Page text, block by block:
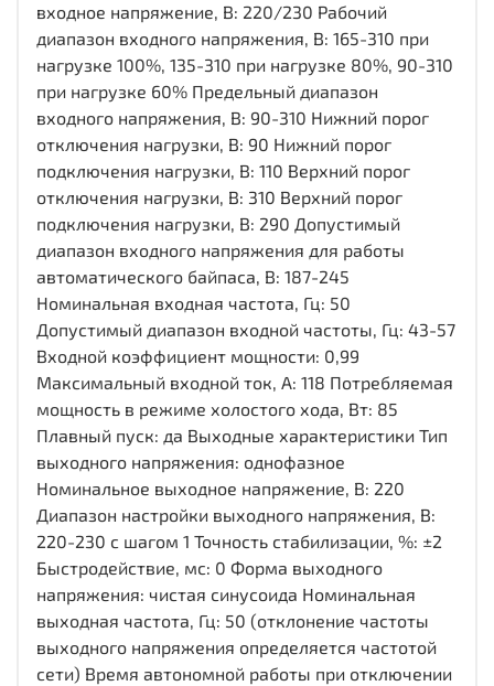
входное напряжение, В: 220/230 Рабочий
диапазон входного напряжения, В: 165-310 при
нагрузке 100%, 135-310 при нагрузке 80%, 90-310
при нагрузке 60% Предельный диапазон
входного напряжения, В: 90-310 Нижний порог
отключения нагрузки, В: 90 Нижний порог
подключения нагрузки, В: 110 Верхний порог
отключения нагрузки, В: 310 Верхний порог
подключения нагрузки, В: 290 Допустимый
диапазон входного напряжения для работы
автоматического байпаса, В: 187-245
Номинальная входная частота, Гц: 50
Допустимый диапазон входной частоты, Гц: 43-57
Входной коэффициент мощности: 0,99
Максимальный входной ток, А: 118 Потребляемая
мощность в режиме холостого хода, Вт: 85
Плавный пуск: да Выходные характеристики Тип
выходного напряжения: однофазное
Номинальное выходное напряжение, В: 220
Диапазон настройки выходного напряжения, В:
220-230 с шагом 1 Точность стабилизации, %: ±2
Быстродействие, мс: 0 Форма выходного
напряжения: чистая синусоида Номинальная
выходная частота, Гц: 50 (отклонение частоты
выходного напряжения определяется частотой
сети) Время автономной работы при отключении